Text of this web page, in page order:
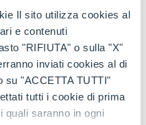
Il sito utilizza cookies al
e contenuti
"RIFIUTA" o sulla "X"
inviati cookies al di
su "ACCETTA TUTTI"
tutti i cookie di prima
quali saranno in ogni
of the profile
delete any data and
by the user. This
longer where there are
ongoing service
justification)